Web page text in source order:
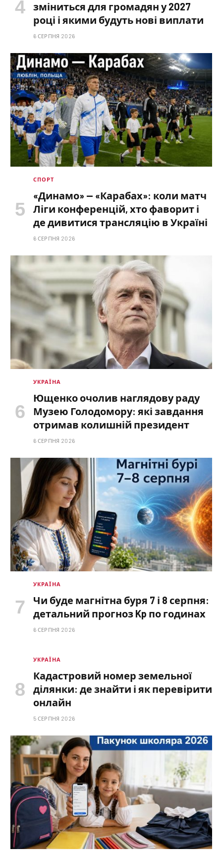
зміниться для громадян у 2027
році і якими будуть нові виплати
6 СЕРПНЯ 2026
СПОРТ
«Динамо» — «Карабах»: коли матч
Ліги конференцій, хто фаворит і
де дивитися трансляцію в Україні
6 СЕРПНЯ 2026
УКРАЇНА
Ющенко очолив наглядову раду
Музею Голодомору: які завдання
отримав колишній президент
6 СЕРПНЯ 2026
УКРАЇНА
Чи буде магнітна буря 7 і 8 серпня:
детальний прогноз Kp по годинах
6 СЕРПНЯ 2026
УКРАЇНА
Кадастровий номер земельної
ділянки: де знайти і як перевірити
онлайн
5 СЕРПНЯ 2026